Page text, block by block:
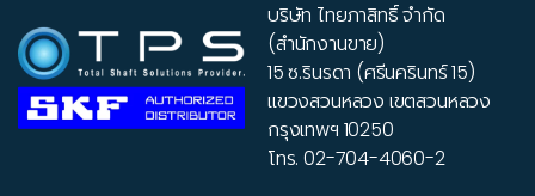
บริษัท ไทยภาสิทธิ์ จำกัด
(สำนักงานขาย)
15 ซ.รินรดา (ศรีนครินทร์ 15)
แขวงสวนหลวง เขตสวนหลวง
กรุงเทพฯ 10250
โทร.02-704-4060-2